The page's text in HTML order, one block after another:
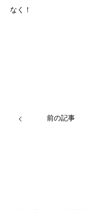
なく！
前の記事